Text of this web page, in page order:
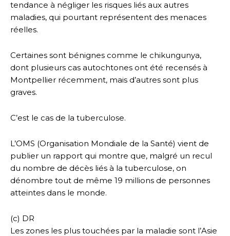
tendance à négliger les risques liés aux autres
maladies, qui pourtant représentent des menaces
réelles.
Certaines sont bénignes comme le chikungunya,
dont plusieurs cas autochtones ont été recensés à
Montpellier récemment, mais d’autres sont plus
graves.
C’est le cas de la tuberculose.
L’OMS (Organisation Mondiale de la Santé) vient de
publier un rapport qui montre que, malgré un recul
du nombre de décès liés à la tuberculose, on
dénombre tout de même 19 millions de personnes
atteintes dans le monde.
(c) DR
Les zones les plus touchées par la maladie sont l’Asie